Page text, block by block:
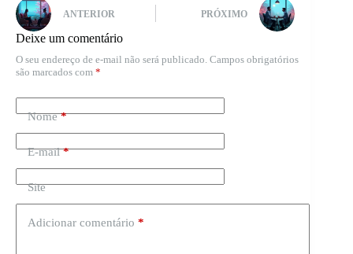
ANTERIOR PRÓXIMO
Deixe um comentário
O seu endereço de e-mail não será publicado. Campos obrigatórios
são marcados com *
Nome*
E-mail*
Site
Adicionar comentário *